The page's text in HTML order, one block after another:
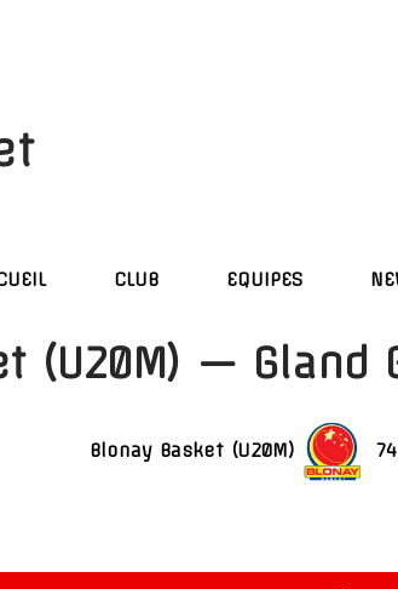
CLUB EQUIPES
(U20M) — Gland
Blonay Basket (U20M) 74